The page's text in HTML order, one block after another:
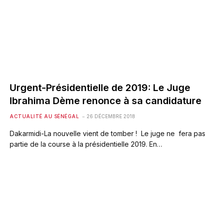
Urgent-Présidentielle de 2019: Le Juge
Ibrahima Dème renonce à sa candidature
ACTUALITÉ AU SÉNÉGAL 26 DÉCEMBRE 2018
Dakarmidi-La nouvelle vient de tomber ! Le juge ne fera pas
partie de la course à la présidentielle 2019. En…